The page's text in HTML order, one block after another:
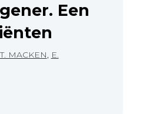
Een
T. MACKEN, E.